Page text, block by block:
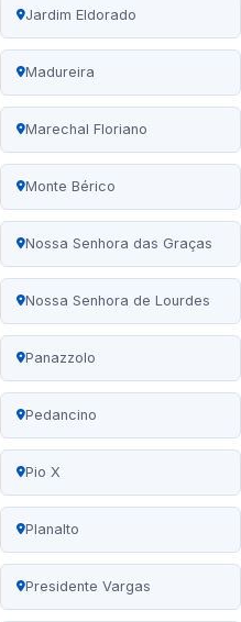
Jardim Eldorado
Madureira
Marechal Floriano
Monte Bérico
Nossa Senhora das Graças
Nossa Senhora de Lourdes
Panazzolo
Pedancino
Pio X
Planalto
Presidente Vargas